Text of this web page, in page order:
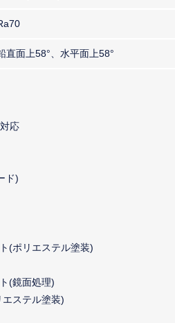
直面上58°、水平面上58°
応
ド)
(ポリエステル塗装)
(鏡面処理)
エステル塗装)